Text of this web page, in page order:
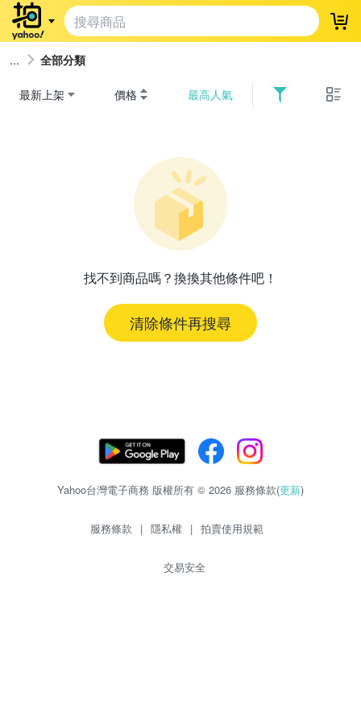
登
全部分類
最新上架 價格 最高人氣
找不到商品嗎？換換其他條件吧！
清除條件再搜尋
Yahoo台灣電子商務 版權所有 © 2026 服務條款(更新)
服務條款 | 隱私權 | 拍賣使用規範
交易安全